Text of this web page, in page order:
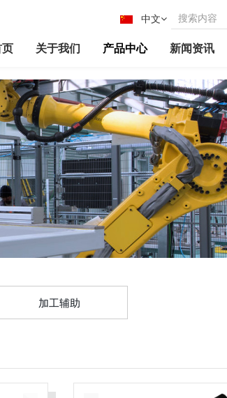
中文
关于我们 产品中心 新闻资讯
加工辅助